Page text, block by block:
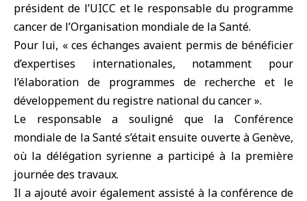
président de l’UICC et le responsable du programme
cancer de l’Organisation mondiale de la Santé.
Pour lui, « ces échanges avaient permis de bénéficier
d’expertises internationales, notamment pour
l’élaboration de programmes de recherche et le
développement du registre national du cancer ».
Le responsable a souligné que la Conférence
mondiale de la Santés’était ensuite ouverte à Genève,
où la délégation syrienne a participé à la première
journée des travaux.
Il a ajouté avoir également assisté à la conférence de